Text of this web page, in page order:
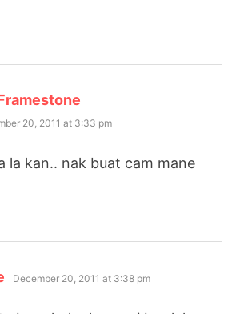
20, 2011 at 3:33 pm
la kan.. nak buat cam mane
says:
December 20, 2011 at 3:38 pm